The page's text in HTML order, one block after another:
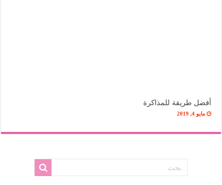
أفضل طريقة للمذاكرة
مايو 4, 2019